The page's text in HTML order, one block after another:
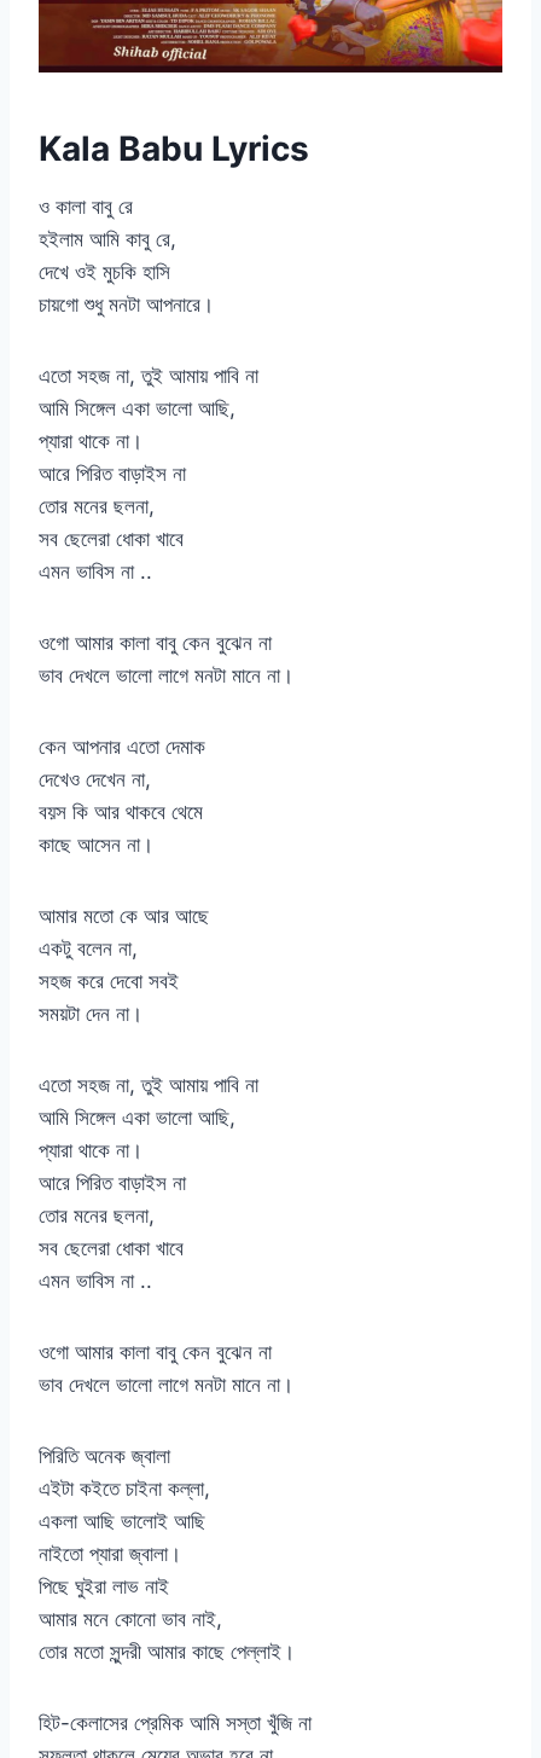
Kala Babu Lyrics
ও কালা বাবু রে
হইলাম আমি কাবু রে,
দেখে ওই মুচকি হাসি
চায়গো শুধু মনটা আপনারে।
এতো সহজ না, তুই আমায় পাবি না
আমি সিঙ্গেল একা ভালো আছি,
প্যারা থাকে না।
আরে পিরিত বাড়াইস না
তোর মনের ছলনা,
সব ছেলেরা ধোকা খাবে
এমন ভাবিস না ..
ওগো আমার কালা বাবু কেন বুঝেন না
ভাব দেখলে ভালো লাগে মনটা মানে না।
কেন আপনার এতো দেমাক
দেখেও দেখেন না,
বয়স কি আর থাকবে থেমে
কাছে আসেন না।
আমার মতো কে আর আছে
একটু বলেন না,
সহজ করে দেবো সবই
সময়টা দেন না।
এতো সহজ না, তুই আমায় পাবি না
আমি সিঙ্গেল একা ভালো আছি,
প্যারা থাকে না।
আরে পিরিত বাড়াইস না
তোর মনের ছলনা,
সব ছেলেরা ধোকা খাবে
এমন ভাবিস না ..
ওগো আমার কালা বাবু কেন বুঝেন না
ভাব দেখলে ভালো লাগে মনটা মানে না।
পিরিতি অনেক জ্বালা
এইটা কইতে চাইনা কল্লা,
একলা আছি ভালোই আছি
নাইতো প্যারা জ্বালা।
পিছে ঘুইরা লাভ নাই
আমার মনে কোনো ভাব নাই,
তোর মতো সুন্দরী আমার কাছে পেল্লাই।
হিট-কেলাসের প্রেমিক আমি সস্তা খুঁজি না